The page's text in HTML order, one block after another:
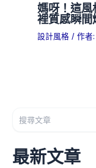
媽呀！這風
裡質感瞬間
設計風格 / 作者:
最新文章